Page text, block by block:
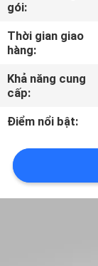
THAM
QUAN
NHÀ
MÁY
KIỂM
SOÁT
gói:
Thời gian giao
hàng:
Khả năng cung
cấp:
Điểm nổi bật: